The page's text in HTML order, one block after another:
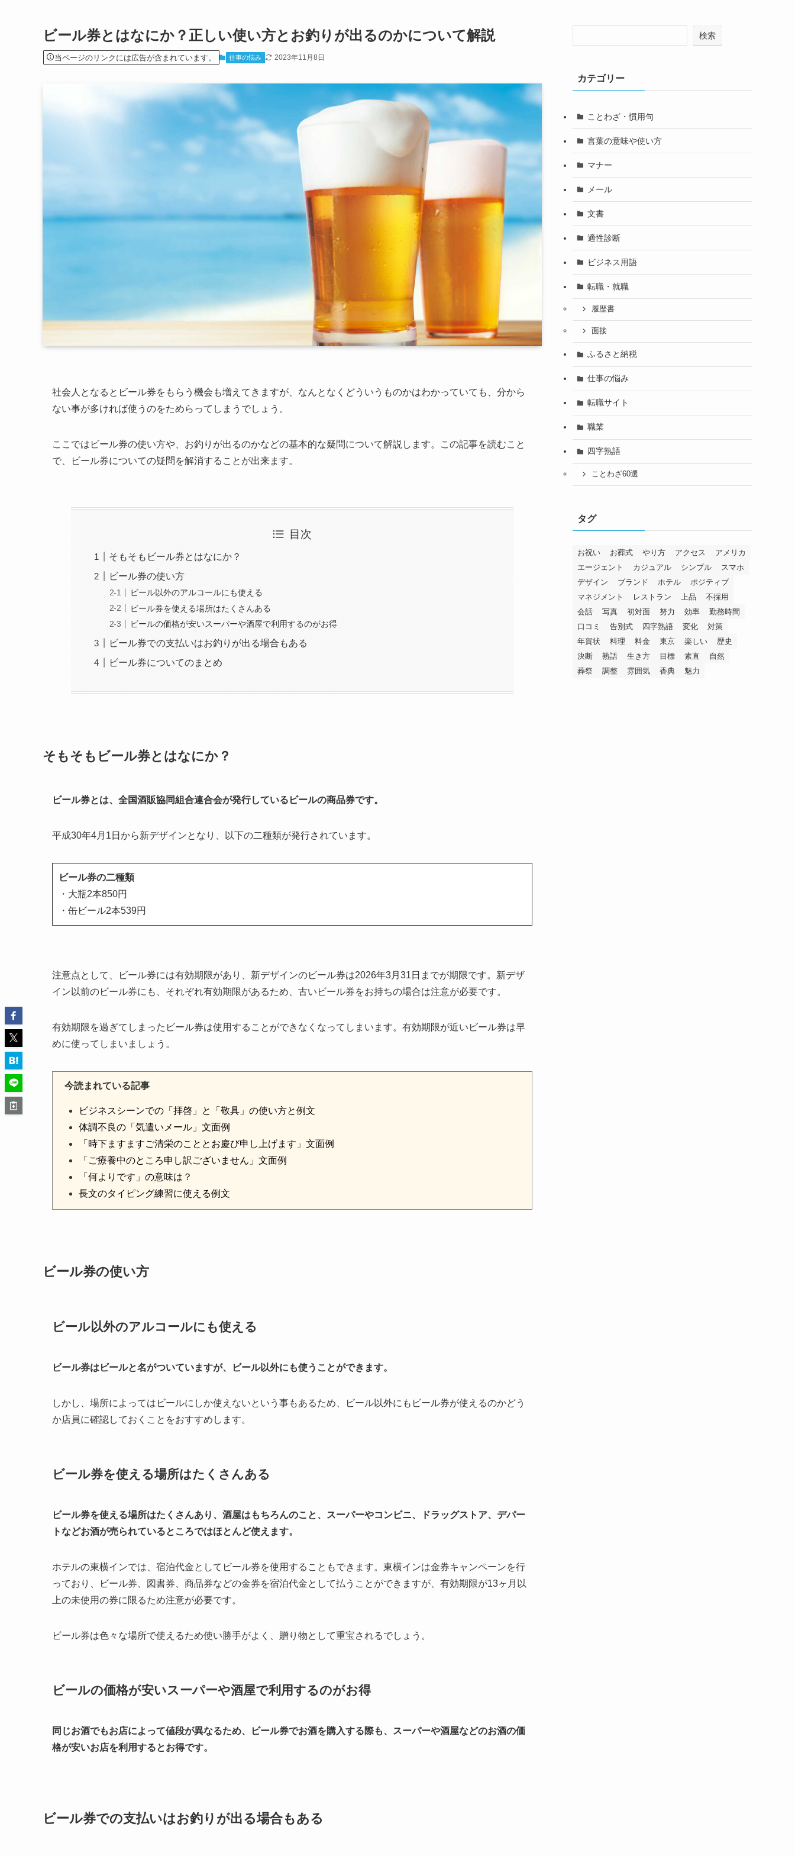
ビール券とはなにか？正しい使い方とお釣りが出るのかについて解説
当ページのリンクには広告が含まれています。 仕事の悩み 2023年11月8日
社会人となるとビール券をもらう機会も増えてきますが、なんとなくどういうものかはわかっていても、分から
ない事が多ければ使うのをためらってしまうでしょう。
ここではビール券の使い方や、お釣りが出るのかなどの基本的な疑問について解説します。この記事を読むこと
で、ビール券についての疑問を解消することが出来ます。
目次
そもそもビール券とはなにか？
ビール券の使い方
ビール以外のアルコールにも使える
ビール券を使える場所はたくさんある
ビールの価格が安いスーパーや酒屋で利用するのがお得
ビール券での支払いはお釣りが出る場合もある
ビール券についてのまとめ
そもそもビール券とはなにか？
ビール券とは、全国酒販協同組合連合会が発行しているビールの商品券です。
平成30年4月1日から新デザインとなり、以下の二種類が発行されています。
ビール券の二種類
・大瓶2本850円
・缶ビール2本539円
注意点として、ビール券には有効期限があり、新デザインのビール券は2026年3月31日までが期限です。新デザ
イン以前のビール券にも、それぞれ有効期限があるため、古いビール券をお持ちの場合は注意が必要です。
有効期限を過ぎてしまったビール券は使用することができなくなってしまいます。有効期限が近いビール券は早
めに使ってしまいましょう。
今読まれている記事
ビジネスシーンでの「拝啓」と「敬具」の使い方と例文
体調不良の「気遣いメール」文面例
「時下ますますご清栄のこととお慶び申し上げます」文面例
「ご療養中のところ申し訳ございません」文面例
「何よりです」の意味は？
長文のタイピング練習に使える例文
ビール券の使い方
ビール以外のアルコールにも使える
ビール券はビールと名がついていますが、ビール以外にも使うことができます。
しかし、場所によってはビールにしか使えないという事もあるため、ビール以外にもビール券が使えるのかどう
か店員に確認しておくことをおすすめします。
ビール券を使える場所はたくさんある
ビール券を使える場所はたくさんあり、酒屋はもちろんのこと、スーパーやコンビニ、ドラッグストア、デパー
トなどお酒が売られているところではほとんど使えます。
ホテルの東横インでは、宿泊代金としてビール券を使用することもできます。東横インは金券キャンペーンを行
っており、ビール券、図書券、商品券などの金券を宿泊代金として払うことができますが、有効期限が13ヶ月以
上の未使用の券に限るため注意が必要です。
ビール券は色々な場所で使えるため使い勝手がよく、贈り物として重宝されるでしょう。
ビールの価格が安いスーパーや酒屋で利用するのがお得
同じお酒でもお店によって値段が異なるため、ビール券でお酒を購入する際も、スーパーや酒屋などのお酒の価
格が安いお店を利用するとお得です。
ビール券での支払いはお釣りが出る場合もある
検索
カテゴリー
ことわざ・慣用句
言葉の意味や使い方
マナー
メール
文書
適性診断
ビジネス用語
転職・就職
履歴書
面接
ふるさと納税
仕事の悩み
転職サイト
職業
四字熟語
ことわざ60選
タグ
お祝い お葬式 やり方 アクセス
アメリカ
エージェント
カジュアル シンプル
スマホ
デザイン
ブランド ホテル
ポジティブ
マネジメント
レストラン 上品
不採用
会話
写真 初対面 努力 効率
勤務時間
口コミ
告別式 四字熟語 変化
対策
年賀状
料理 料金 東京 楽しい
歴史
決断
熟語 生き方 目標 素直
自然
葬祭
調整 雰囲気 香典 魅力